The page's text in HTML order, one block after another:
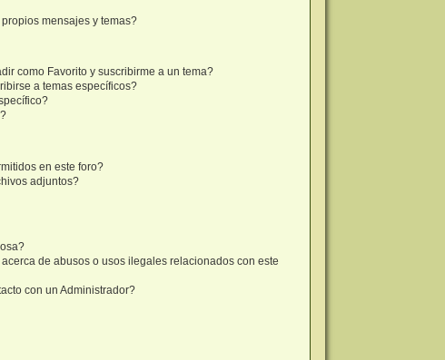
mensajes y temas?
como Favorito y suscribirme a un tema?
a temas específicos?
en este foro?
adjuntos?
de abusos o usos ilegales relacionados con este
con un Administrador?